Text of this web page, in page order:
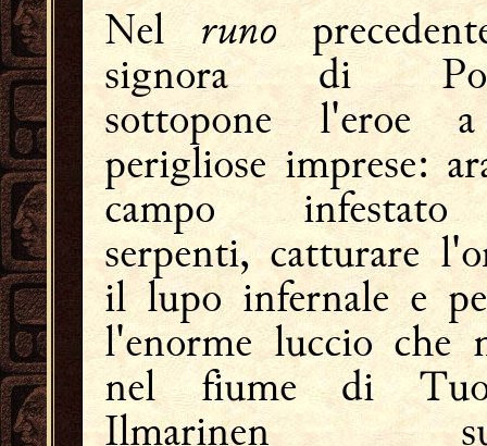
Nelruno
signora di
sottopone l'eroe
perigliose imprese:
campo
serpenti, catturare
il lupo infernale e
l'enorme luccio che
nel fiume di
Ilmarinen